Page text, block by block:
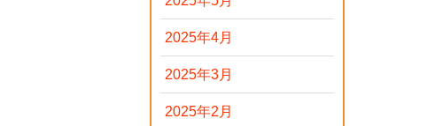
2025年4月
2025年3月
2025年2月